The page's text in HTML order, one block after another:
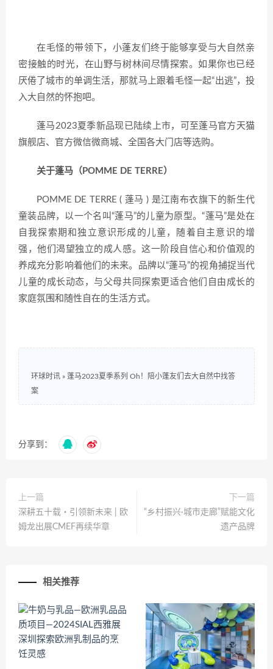
在毛怪的带领下，小蓬友们终于能够享受与大自然亲
密接触的时光，在山野与树林间尽情探索。如果你也已经
厌倦了城市的单调生活，那就马上跟着毛怪一起“出逃”，投
入大自然的怀抱吧。
蓬马2023夏季新品现已陆续上市，可至蓬马官方天猫
旗舰店、官方微信微商城、全国各大门店等选购。
关于蓬马（POMME DE TERRE）
POMME DE TERRE ( 蓬马 ) 是江南布衣旗下的新生代
童装品牌，以一个名叫“蓬马”的儿童为原型。“蓬马”是处在
自我探索期和独立意识形成的儿童，随着自主意识的增
强，他们渴望独立的成人感。这一阶段自信心和价值观的
养成充分影响着他们的未来。品牌以“蓬马”的视角捕捉当代
儿童的成长动态，与父母共同探索更适合他们自由成长的
家庭氛围和随性自在的生活方式。
环球时讯 » 蓬马2023夏季系列 Oh！陪小蓬友们去大自然中找答
案
分享到：
上一篇
深耕五十载・引领新未来 | 欧
姆龙出展CMEF再续华章
下一篇
“乡村振兴∙城市走廊”赋能文化
遗产品牌
相关推荐